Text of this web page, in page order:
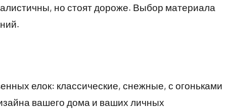
но стоят дороже. Выбор материала
елок: классические, снежные, с огоньками
вашего дома и ваших личных